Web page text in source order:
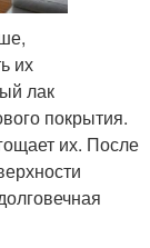
их
лак
покрытия.
их. После